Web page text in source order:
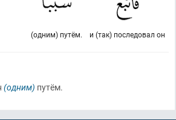
и (так) последовал он
(одним) путём.
(одним) путём.